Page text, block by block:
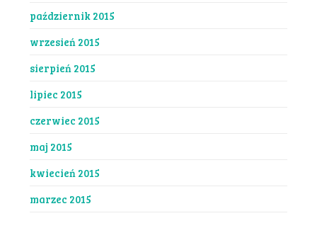
październik 2015
wrzesień 2015
sierpień 2015
lipiec 2015
czerwiec 2015
maj 2015
kwiecień 2015
marzec 2015